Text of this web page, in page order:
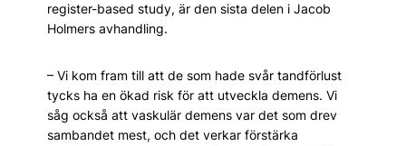
register-based study, är den sista delen i Jacob
Holmers avhandling.
– Vi kom fram till att de som hade svår tandförlust
tycks ha en ökad risk för att utveckla demens. Vi
såg också att vaskulär demens var det som drev
sambandet mest, och det verkar förstärka